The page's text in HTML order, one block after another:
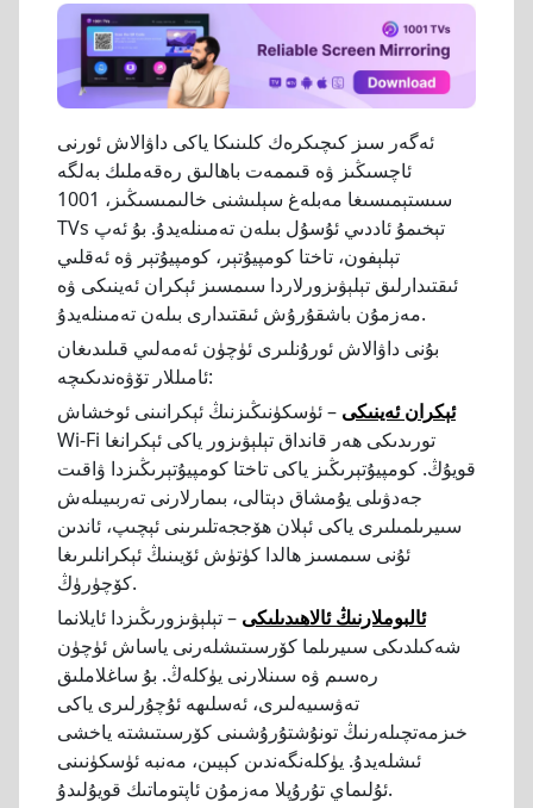
ئەگەر سىز كىچىكرەك كلىنىكا ياكى داۋالاش ئورنى
ئاچسىڭىز ۋە قىممەت باھالىق رەقەملىك بەلگە
سىستېمىسىغا مەبلەغ سېلىشنى خالىمىسىڭىز، 1001
TVs تېخىمۇ ئاددىي ئۇسۇل بىلەن تەمىنلەيدۇ. بۇ ئەپ
تېلېفون، تاختا كومپيۇتېر، كومپيۇتېر ۋە ئەقلىي
ئىقتىدارلىق تېلېۋىزورلاردا سىمسىز ئېكران ئەينىكى ۋە
مەزمۇن باشقۇرۇش ئىقتىدارى بىلەن تەمىنلەيدۇ.
بۇنى داۋالاش ئورۇنلىرى ئۈچۈن ئەمەلىي قىلىدىغان
ئامىللار تۆۋەندىكىچە:
ئېكران ئەينىكى – ئۈسكۈنىڭىزنىڭ ئېكرانىنى ئوخشاش
Wi-Fi تورىدىكى ھەر قانداق تېلېۋىزور ياكى ئېكرانغا
قويۇڭ. كومپيۇتېرىڭىز ياكى تاختا كومپيۇتېرىڭىزدا ۋاقىت
جەدۋىلى يۇمشاق دېتالى، بىمارلارنى تەربىيىلەش
سىيرىلمىلىرى ياكى ئېلان ھۆججەتلىرىنى ئېچىپ، ئاندىن
ئۇنى سىمسىز ھالدا كۈتۈش ئۆيىنىڭ ئېكرانلىرىغا
كۆچۈرۈڭ.
ئالبوملارنىڭ ئالاھىدىلىكى – تېلېۋىزورىڭىزدا ئايلانما
شەكىلدىكى سىيرىلما كۆرسىتىشلەرنى ياساش ئۈچۈن
رەسىم ۋە سىنلارنى يۈكلەڭ. بۇ ساغلاملىق
تەۋسىيەلىرى، ئەسلىھە ئۇچۇرلىرى ياكى
خىزمەتچىلەرنىڭ تونۇشتۇرۇشىنى كۆرسىتىشتە ياخشى
ئىشلەيدۇ. يۈكلەنگەندىن كېيىن، مەنبە ئۈسكۈنىنى
ئۇلىماي تۇرۇپلا مەزمۇن ئاپتوماتىك قويۇلىدۇ.